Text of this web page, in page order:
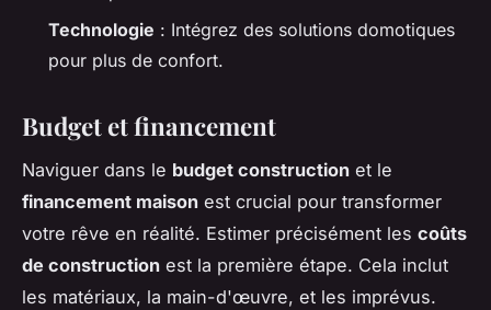
Technologie : Intégrez des solutions domotiques
pour plus de confort.
Budget et financement
Naviguer dans le budget construction et le
financement maison est crucial pour transformer
votre rêve en réalité. Estimer précisément les coûts
de construction est la première étape. Cela inclut
les matériaux, la main-d'œuvre, et les imprévus.